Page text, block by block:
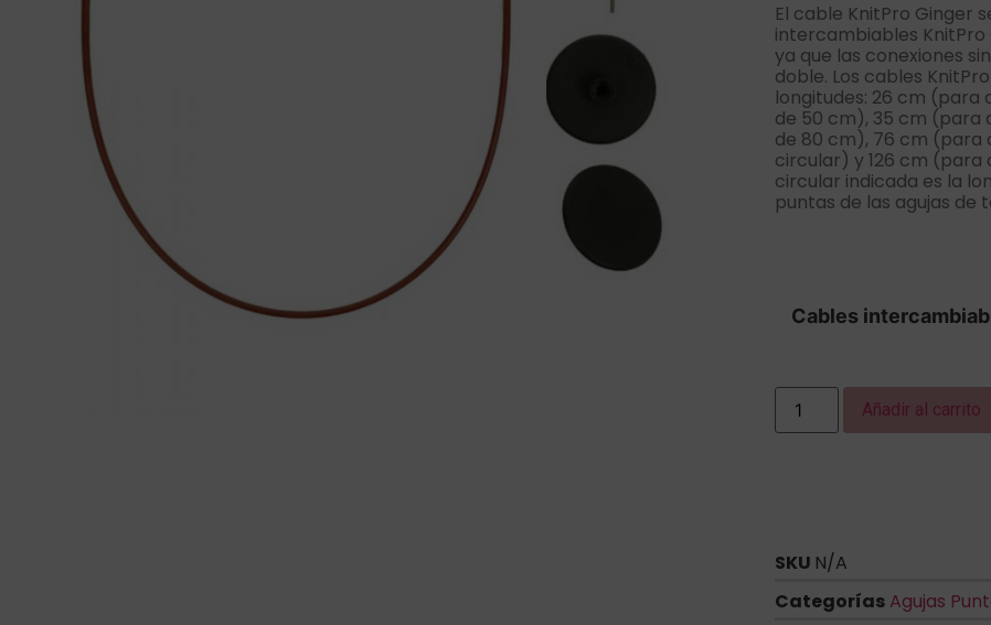
El cable KnitPro Ginger
intercambiables KnitPro
ya que las conexiones
doble. Los cables
longitudes: 26 cm (para
de 50 cm), 35 cm (para
de 80 cm), 76 cm (para
circular) y 126 cm (para
circular indicada es la
puntas de las agujas de
Cables
Añadir al carrito
SKU N/A
Categorías Agujas